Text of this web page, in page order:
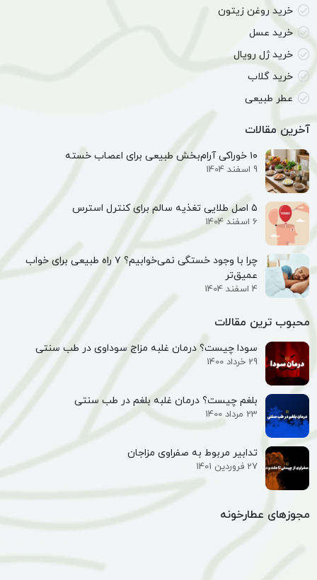
خرید روغن زیتون
خرید عسل
خرید ژل رویال
خرید گلاب
عطر طبیعی
آخرین مقالات
۱۰ خوراکی آرام‌بخش طبیعی برای اعصاب خسته
9 اسفند 1404
۵ اصل طلایی تغذیه سالم برای کنترل استرس
6 اسفند 1404
چرا با وجود خستگی نمی‌خوابیم؟ ۷ راه طبیعی برای خواب
عمیق‌تر
4 اسفند 1404
محبوب ترین مقالات
سودا چیست؟ درمان غلبه مزاج سوداوی در طب سنتی
29 خرداد 1400
بلغم چیست؟ درمان غلبه بلغم در طب سنتی
23 مرداد 1400
تدابیر مربوط به صفراوی مزاجان
27 فروردین 1401
مجوزهای عطارخونه